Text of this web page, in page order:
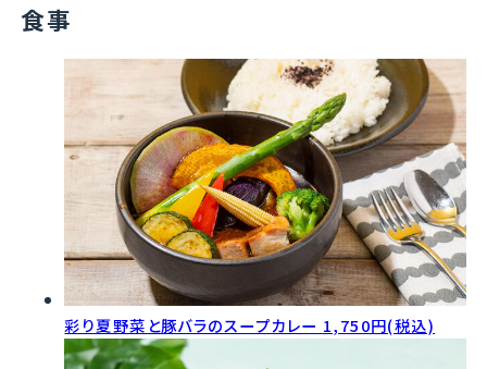
食事
彩り夏野菜と豚バラのスープカレー 1,750円(税込)